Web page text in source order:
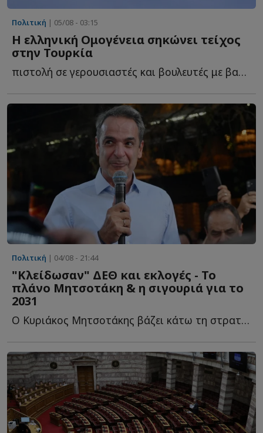
Πολιτική | 05/08 - 03:15
Η ελληνική Ομογένεια σηκώνει τείχος
στην Τουρκία
πιστολή σε γερουσιαστές και βουλευτές με βαριές προειδοποιήσεις γ...
Πολιτική | 04/08 - 21:44
"Κλείδωσαν" ΔΕΘ και εκλογές - Το
πλάνο Μητσοτάκη & η σιγουριά για το
2031
Ο Κυριάκος Μητσοτάκης βάζει κάτω τη στρατηγική του ό...